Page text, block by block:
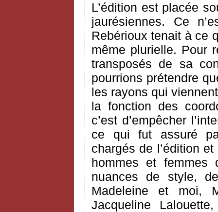
L’édition est placée
jaurésiennes. Ce
Rebérioux tenait à ce
même plurielle. Pour
transposés de sa
pourrions prétendre
les rayons qui
la fonction des
c’est d’empêcher
ce qui fut assuré
chargés de l’édition
hommes et
nuances de style,
Madeleine et moi,
Jacqueline